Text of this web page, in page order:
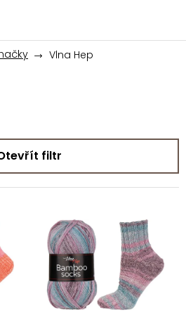
Vlna Hep
filtr